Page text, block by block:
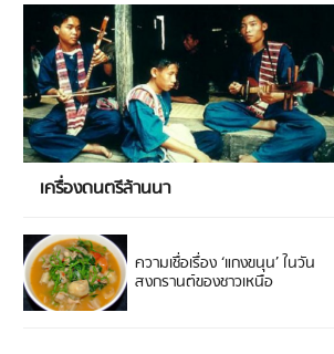
เครื่องดนตรีล้านนา
ความเชื่อเรื่อง ‘แกงขนุน’ ในวัน
สงกรานต์ของชาวเหนือ